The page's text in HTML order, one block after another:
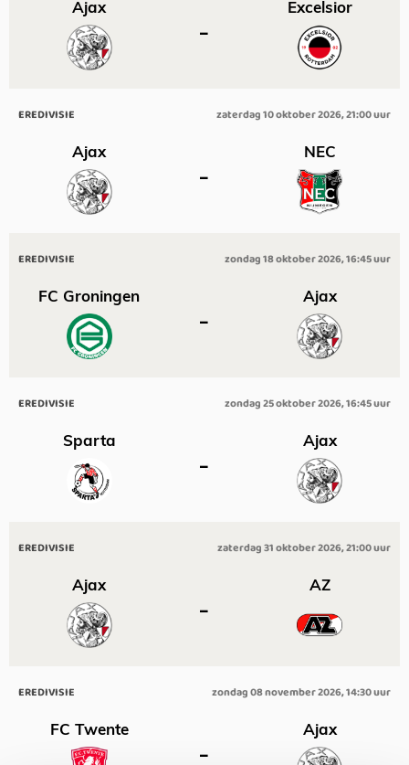
Ajax
–
Excelsior
EREDIVISIE zaterdag 10 oktober 2026, 21:00 uur
Ajax
–
NEC
EREDIVISIE zondag 18 oktober 2026, 16:45 uur
FC Groningen
–
Ajax
EREDIVISIE zondag 25 oktober 2026, 16:45 uur
Sparta
–
Ajax
EREDIVISIE zaterdag 31 oktober 2026, 21:00 uur
Ajax
–
AZ
EREDIVISIE zondag 08 november 2026, 14:30 uur
FC Twente
–
Ajax